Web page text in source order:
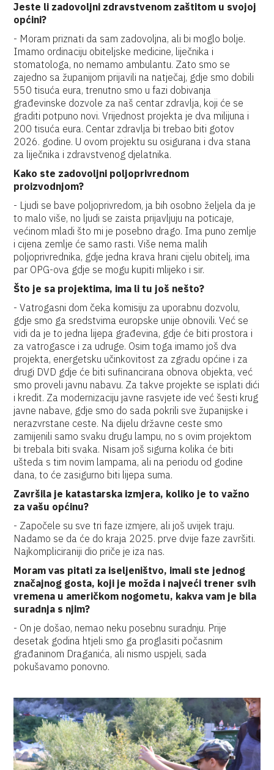
Jeste li zadovoljni zdravstvenom zaštitom u svojoj
općini?
- Moram priznati da sam zadovoljna, ali bi moglo bolje.
Imamo ordinaciju obiteljske medicine, liječnika i
stomatologa, no nemamo ambulantu. Zato smo se
zajedno sa županijom prijavili na natječaj, gdje smo dobili
550 tisuća eura, trenutno smo u fazi dobivanja
građevinske dozvole za naš centar zdravlja, koji će se
graditi potpuno novi. Vrijednost projekta je dva milijuna i
200 tisuća eura. Centar zdravlja bi trebao biti gotov
2026. godine. U ovom projektu su osigurana i dva stana
za liječnika i zdravstvenog djelatnika.
Kako ste zadovoljni poljoprivrednom
proizvodnjom?
- Ljudi se bave poljoprivredom, ja bih osobno željela da je
to malo više, no ljudi se zaista prijavljuju na poticaje,
većinom mladi što mi je posebno drago. Ima puno zemlje
i cijena zemlje će samo rasti. Više nema malih
poljoprivrednika, gdje jedna krava hrani cijelu obitelj, ima
par OPG-ova gdje se mogu kupiti mlijeko i sir.
Što je sa projektima, ima li tu još nešto?
- Vatrogasni dom čeka komisiju za uporabnu dozvolu,
gdje smo ga sredstvima europske unije obnovili. Već se
vidi da je to jedna lijepa građevina, gdje će biti prostora i
za vatrogasce i za udruge. Osim toga imamo još dva
projekta, energetsku učinkovitost za zgradu općine i za
drugi DVD gdje će biti sufinancirana obnova objekta, već
smo proveli javnu nabavu. Za takve projekte se isplati dići
i kredit. Za modernizaciju javne rasvjete ide već šesti krug
javne nabave, gdje smo do sada pokrili sve županijske i
nerazvrstane ceste. Na dijelu državne ceste smo
zamijenili samo svaku drugu lampu, no s ovim projektom
bi trebala biti svaka. Nisam još sigurna kolika će biti
ušteda s tim novim lampama, ali na periodu od godine
dana, to će zasigurno biti lijepa suma.
Završila je katastarska izmjera, koliko je to važno
za vašu općinu?
- Započele su sve tri faze izmjere, ali još uvijek traju.
Nadamo se da će do kraja 2025. prve dvije faze završiti.
Najkompliciraniji dio priče je iza nas.
Moram vas pitati za iseljeništvo, imali ste jednog
značajnog gosta, koji je možda i najveći trener svih
vremena u američkom nogometu, kakva vam je bila
suradnja s njim?
- On je došao, nemao neku posebnu suradnju. Prije
desetak godina htjeli smo ga proglasiti počasnim
građaninom Draganića, ali nismo uspjeli, sada
pokušavamo ponovno.